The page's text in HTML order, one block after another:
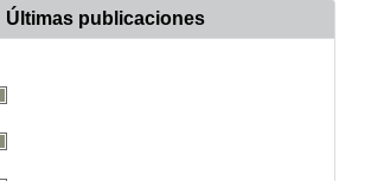
Últimas publicaciones